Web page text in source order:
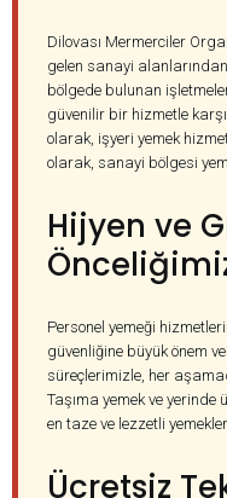
Dilovası Mermerciler
gelen sanayi
bölgede bulunan
güvenilir bir hizmetle
olarak, işyeri yemek
olarak, sanayi bölgesi
Hijyen ve
Personel yemeği
güvenliğine büyük önem
süreçlerimizle, her
Taşıma yemek ve yerinde
en taze ve lezzetli
Ücretsiz